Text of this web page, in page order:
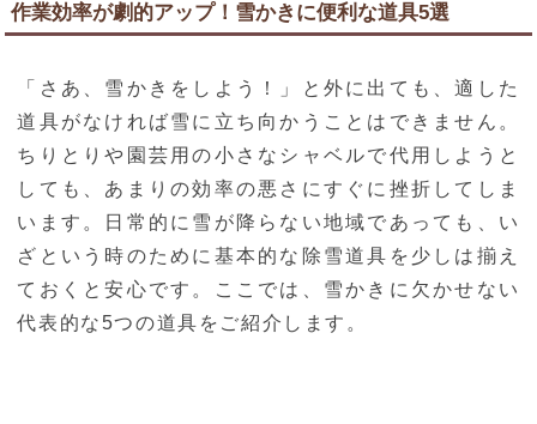
作業効率が劇的アップ！雪かきに便利な道具5選
「さあ、雪かきをしよう！」と外に出ても、適した
道具がなければ雪に立ち向かうことはできません。
ちりとりや園芸用の小さなシャベルで代用しようと
しても、あまりの効率の悪さにすぐに挫折してしま
います。日常的に雪が降らない地域であっても、い
ざという時のために基本的な除雪道具を少しは揃え
ておくと安心です。ここでは、雪かきに欠かせない
代表的な5つの道具をご紹介します。